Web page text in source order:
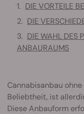
DIE VORTEILE
DIE
DIE WAHL DES
ANBAURAUMS
Cannabisanbau
Beliebtheit, ist
Diese Anbauform